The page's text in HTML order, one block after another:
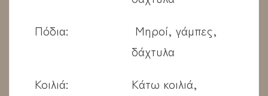
Πόδια:
Μηροί, γάμπες,
δάχτυλα
Κοιλιά:
Κάτω κοιλιά,